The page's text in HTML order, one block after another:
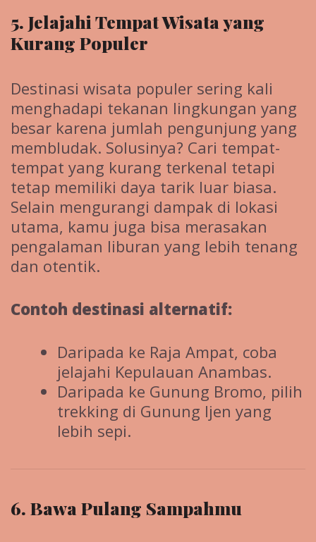
5. Jelajahi Tempat Wisata yang
Kurang Populer
Destinasi wisata populer sering kali
menghadapi tekanan lingkungan yang
besar karena jumlah pengunjung yang
membludak. Solusinya? Cari tempat-
tempat yang kurang terkenal tetapi
tetap memiliki daya tarik luar biasa.
Selain mengurangi dampak di lokasi
utama, kamu juga bisa merasakan
pengalaman liburan yang lebih tenang
dan otentik.
Contoh destinasi alternatif:
Daripada ke Raja Ampat, coba
jelajahi Kepulauan Anambas.
Daripada ke Gunung Bromo, pilih
trekking di Gunung Ijen yang
lebih sepi.
6. Bawa Pulang Sampahmu